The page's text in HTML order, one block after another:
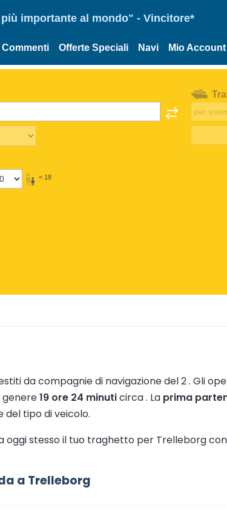
importante al mondo" - Vincitore*
Commenti Offerte Speciali Navi Mio Account
< 18
da compagnie di navigazione del 2 . Gli
genere19 ore 24 minuticirca . La prima
del tipo di veicolo.
oggi stesso il tuo traghetto per Trelleborg con
a Trelleborg